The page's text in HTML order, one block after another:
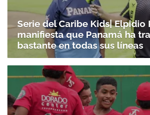
Serie del Caribe Kids| Elpidio
manifiesta que Panamá ha
bastante en todas sus líneas